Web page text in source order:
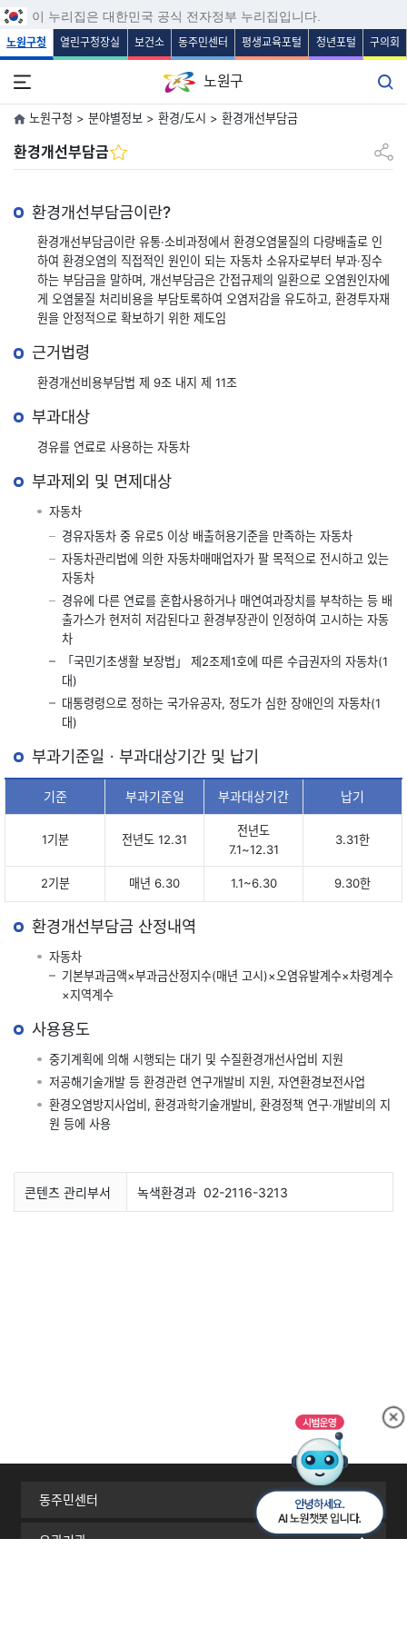
본문 바로가기
주메뉴 바로가기
보조메뉴 바로가기
푸터 바로가기
이 누리집은 대한민국 공식 전자정부 누리집입니다.
노원구청 열린구청장실 보건소 동주민센터 평생교육포털 청년포털 구의회
노원구
노원구청 > 분야별정보 > 환경/도시 > 환경개선부담금
환경개선부담금 공유하
환경개선부담금이란?
환경개선부담금이란 유통·소비과정에서 환경오염물질의 다량배출로 인
하여 환경오염의 직접적인 원인이 되는 자동차 소유자로부터 부과·징수
하는 부담금을 말하며, 개선부담금은 간접규제의 일환으로 오염원인자에
게 오염물질 처리비용을 부담토록하여 오염저감을 유도하고, 환경투자재
원을 안정적으로 확보하기 위한 제도임
근거법령
환경개선비용부담법 제 9조 내지 제 11조
부과대상
경유를 연료로 사용하는 자동차
부과제외 및 면제대상
자동차
경유자동차 중 유로5 이상 배출허용기준을 만족하는 자동차
자동차관리법에 의한 자동차매매업자가 팔 목적으로 전시하고 있는
자동차
경유에 다른 연료를 혼합사용하거나 매연여과장치를 부착하는 등 배
출가스가 현저히 저감된다고 환경부장관이 인정하여 고시하는 자동
차
「국민기초생활 보장법」 제2조제1호에 따른 수급권자의 자동차(1
대)
대통령령으로 정하는 국가유공자, 정도가 심한 장애인의 자동차(1
대)
부과기준일ㆍ부과대상기간 및 납기
기준 부과기준일 부과대상기간 납기
1기분 전년도 12.31
전년도
7.1~12.31
3.31한
2기분 매년 6.30 1.1~6.30 9.30한
환경개선부담금 산정내역
자동차
기본부과금액×부과금산정지수(매년 고시)×오염유발계수×차령계수
×지역계수
사용용도
중기계획에 의해 시행되는 대기 및 수질환경개선사업비 지원
저공해기술개발 등 환경관련 연구개발비 지원, 자연환경보전사업
환경오염방지사업비, 환경과학기술개발비, 환경정책 연구·개발비의 지
원 등에 사용
콘텐츠 관리부서 녹색환경과 02-2116-3213
동주민센터
유관기관